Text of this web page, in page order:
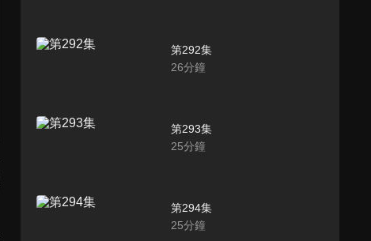
第292集
26分鐘
第293集
25分鐘
第294集
25分鐘